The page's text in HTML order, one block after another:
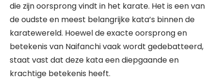
die zijn oorsprong vindt in het karate. Het is een van
de oudste en meest belangrijke kata’s binnen de
karatewereld. Hoewel de exacte oorsprong en
betekenis van Naifanchi vaak wordt gedebatteerd,
staat vast dat deze kata een diepgaande en
krachtige betekenis heeft.